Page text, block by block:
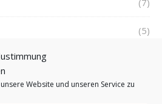
Website und unseren Service zu
(7)
(5)